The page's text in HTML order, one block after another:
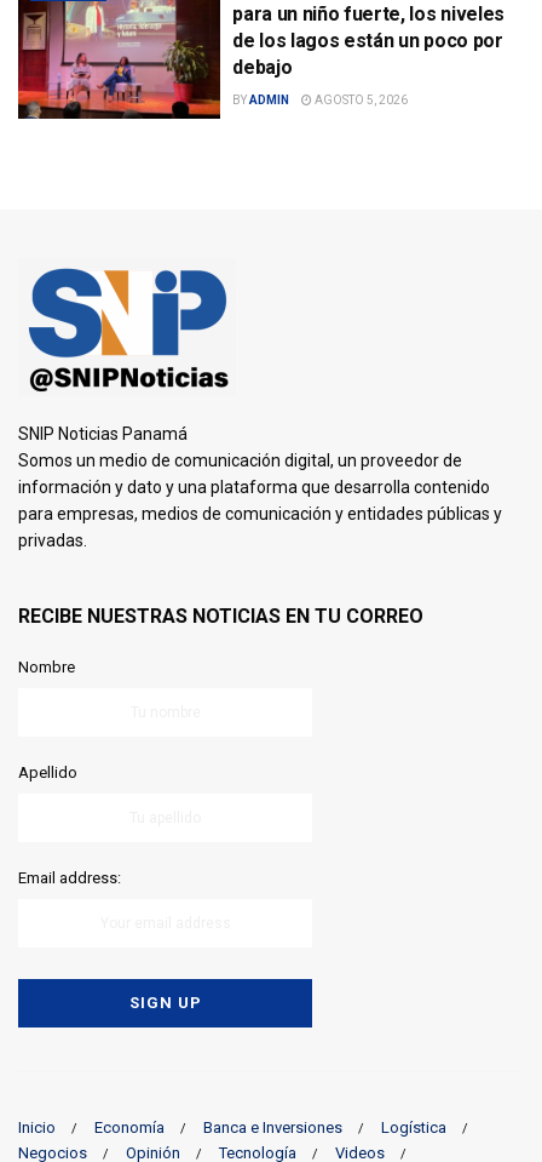
para un niño fuerte, los niveles
de los lagos están un poco por
debajo
BYADMIN AGOSTO 5, 2026
SNIP Noticias Panamá
Somos un medio de comunicación digital, un proveedor de
información y dato y una plataforma que desarrolla contenido
para empresas, medios de comunicación y entidades públicas y
privadas.
RECIBE NUESTRAS NOTICIAS EN TU CORREO
Nombre
Apellido
Email address:
Inicio Economía Banca e Inversiones
Logística
Negocios
Opinión Tecnología Videos